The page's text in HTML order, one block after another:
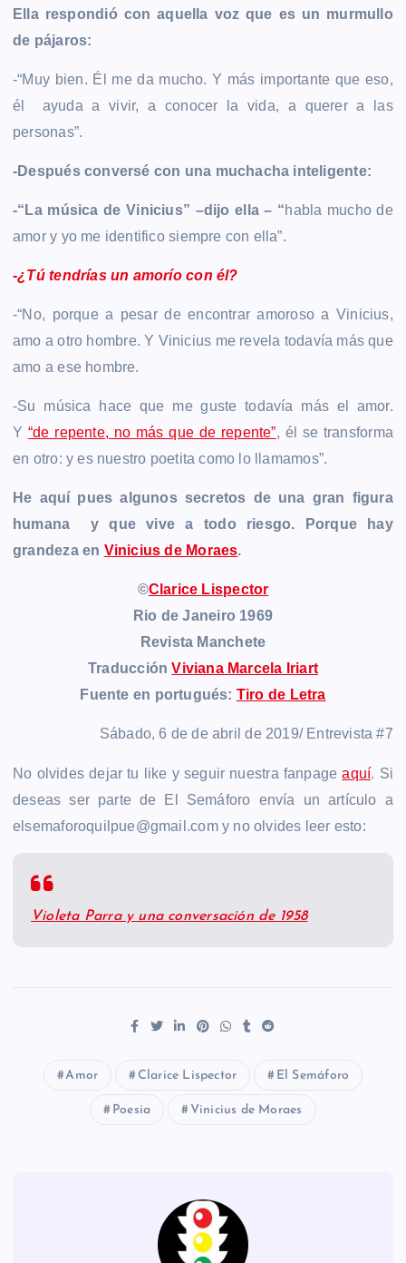
Ella respondió con aquella voz que es un murmullo
de pájaros:
-“Muy bien. Él me da mucho. Y más importante que eso,
él ayuda a vivir, a conocer la vida, a querer a las
personas”.
-Después conversé con una muchacha inteligente:
-“La música de Vinicius” –dijo ella – “habla mucho de
amor y yo me identifico siempre con ella”.
-¿Tú tendrías un amorío con él?
-“No, porque a pesar de encontrar amoroso a Vinicius,
amo a otro hombre. Y Vinicius me revela todavía más que
amo a ese hombre.
-Su música hace que me guste todavía más el amor.
Y“de repente, no más que de repente”, él se transforma
en otro: y es nuestro poetita como lo llamamos”.
He aquí pues algunos secretos de una gran figura
humana y que vive a todo riesgo. Porque hay
grandeza en Vinicius de Moraes.
©Clarice Lispector
Rio de Janeiro 1969
Revista Manchete
TraducciónViviana Marcela Iriart
Fuente en portugués: Tiro de Letra
Sábado, 6 de de abril de 2019/ Entrevista #7
No olvides dejar tu like y seguir nuestra fanpageaquí. Si
deseas ser parte de El Semáforo envía un artículo a
elsemaforoquilpue@gmail.com y no olvides leer esto:
Violeta Parra y una conversación de 1958
Amor Clarice Lispector El Semáforo
Poesia Vinicius de Moraes